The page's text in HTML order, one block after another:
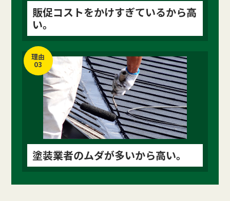
販促コストをかけすぎているから高
い。
理由
03
塗装業者のムダが多いから高い。